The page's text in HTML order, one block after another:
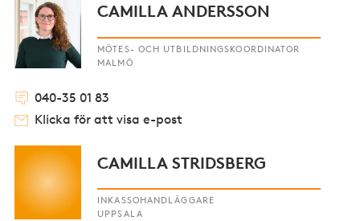
CAMILLA ANDERSSON
MÖTES- OCH UTBILDNINGSKOORDINATOR
MALMÖ
040-35 01 83
Klicka för att visa e-post
CAMILLA STRIDSBERG
INKASSOHANDLÄGGARE
UPPSALA